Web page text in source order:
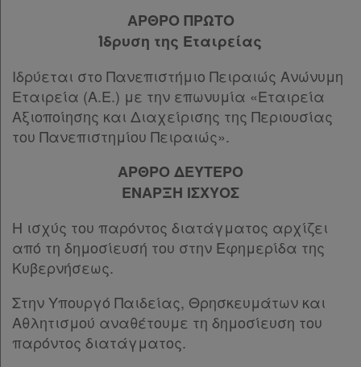
Παροχές
σε
συνδρομητές
Ενεργοί
συνδρομητές
Τα
αγαπημένα
μου
ΑΡΘΡΟ ΠΡΩΤΟ
Ίδρυση της Εταιρείας
Ιδρύεται στο Πανεπιστήμιο Πειραιώς Ανώνυμη
Εταιρεία (Α.Ε.) με την επωνυμία «Εταιρεία
Αξιοποίησης και Διαχείρισης της Περιουσίας
του Πανεπιστημίου Πειραιώς».
ΑΡΘΡΟ ΔΕΥΤΕΡΟ
ΕΝΑΡΞΗ ΙΣΧΥΟΣ
Η ισχύς του παρόντος διατάγματος αρχίζει
από τη δημοσίευσή του στην Εφημερίδα της
Κυβερνήσεως.
Στην Υπουργό Παιδείας, Θρησκευμάτων και
Αθλητισμού αναθέτουμε τη δημοσίευση του
παρόντος διατάγματος.